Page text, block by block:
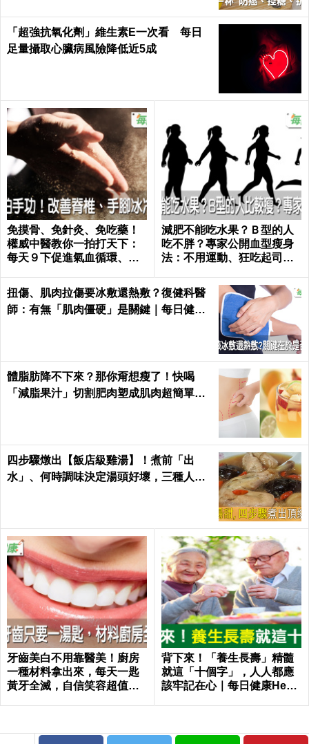
「超強抗氧化劑」維生素E一次看 每日
足量攝取心臟病風險降低近5成
免摸骨、免針灸、免吃藥！
權威中醫教你一拍打天下：
每天９下促進氣血循環、活
減肥不能吃水果？Ｂ型的人
吃不胖？專家公開血型瘦身
法：不用運動、狂吃起司也
扭傷、肌肉拉傷要冰敷還熱敷？復健科醫
師：有無「肌肉僵硬」是關鍵｜每日健康
體脂肪降不下來？那你甭想瘦了！快喝
「減脂果汁」切割肥肉塑成肌肉超簡單｜
四步驟燉出【飯店級雞湯】！煮前「出
水」、何時調味決定湯頭好壞，三種人不
牙齒美白不用靠醫美！廚房
一種材料拿出來，每天一匙
黃牙全滅，自信笑容超值｜
背下來！「養生長壽」精髓
就這「十個字」，人人都應
該牢記在心｜每日健康Healt